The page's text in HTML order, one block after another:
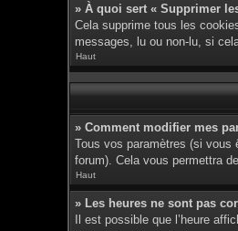
» À quoi sert « Supprimer
Cela supprime tous les
messages, lu ou non-lu, si
Haut
» Comment modifier mes
Tous vos paramètres (si vous
forum). Cela vous permettra
Haut
» Les heures ne sont pas
Il est possible que l’heure